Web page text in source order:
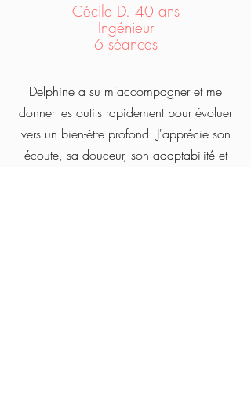
Cécile D. 40 ans
Ingénieur
6 séances
Delphine a su m'accompagner et me
donner les outils rapidement pour évoluer
vers un bien-être profond. J'apprécie son
écoute, sa douceur, son adaptabilité et